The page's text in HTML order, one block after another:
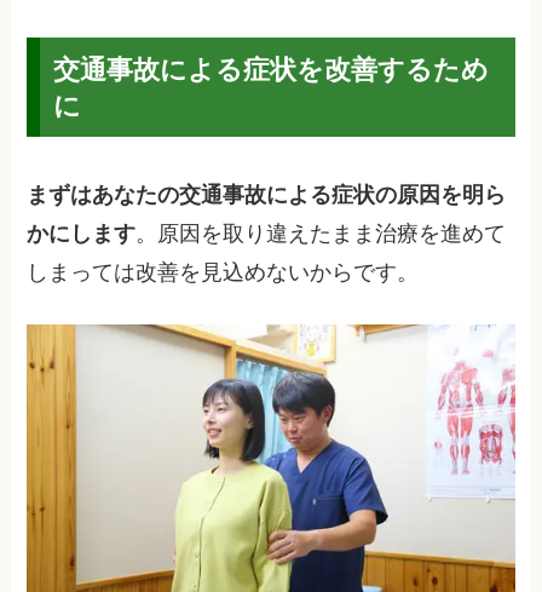
交通事故による症状を改善するため
に
まずはあなたの交通事故による症状の原因を明ら
かにします。原因を取り違えたまま治療を進めて
しまっては改善を見込めないからです。